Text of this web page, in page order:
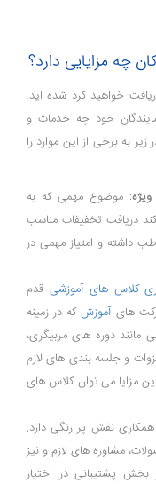
چه مزایایی دارد؟
خواهید کرد شده اید.
خود چه خدمات و
به برخی از این موارد را
: موضوع مهمی که به
دریافت تخفیفات مناسب
داشته و امتیاز مهمی در
کلاس های آموزشی قدم
هایآموزش که در زمینه
دوره های مربیگری،
و جلسه بندی های لازم
این مزایا می توان کلاس های
نقش پر رنگی دارد.
مشاوره های لازم و نیز
پشتیبانی در اختیار